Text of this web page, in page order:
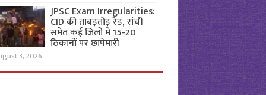
JPSC Exam Irregularities:
CID की ताबड़तोड़ रेड, रांची
समेत कई जिलों में 15-20
ठिकानों पर छापेमारी
3, 2026